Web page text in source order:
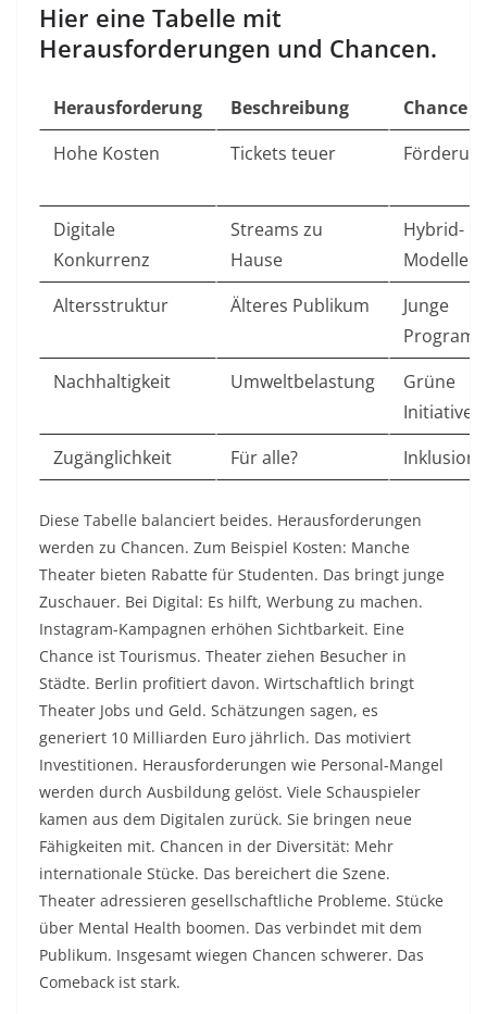
Hier eine Tabelle mit
Herausforderungen und Chancen.
Herausforderung Beschreibung
Chance
Hohe Kosten
Tickets teuer
Digitale
Konkurrenz
Streams zu
Hause
Hybrid-
Modelle
Altersstruktur
Älteres Publikum
Junge
Nachhaltigkeit
Umweltbelastung
Grüne
Initiativen
Zugänglichkeit
Für alle? Inklusion
Diese Tabelle balanciert beides. Herausforderungen
werden zu Chancen. Zum Beispiel Kosten: Manche
Theater bieten Rabatte für Studenten. Das bringt junge
Zuschauer. Bei Digital: Es hilft, Werbung zu machen.
Instagram-Kampagnen erhöhen Sichtbarkeit. Eine
Chance ist Tourismus. Theater ziehen Besucher in
Städte. Berlin profitiert davon. Wirtschaftlich bringt
Theater Jobs und Geld. Schätzungen sagen, es
generiert 10 Milliarden Euro jährlich. Das motiviert
Investitionen. Herausforderungen wie Personal-Mangel
werden durch Ausbildung gelöst. Viele Schauspieler
kamen aus dem Digitalen zurück. Sie bringen neue
Fähigkeiten mit. Chancen in der Diversität: Mehr
internationale Stücke. Das bereichert die Szene.
Theater adressieren gesellschaftliche Probleme. Stücke
über Mental Health boomen. Das verbindet mit dem
Publikum. Insgesamt wiegen Chancen schwerer. Das
Comeback ist stark.